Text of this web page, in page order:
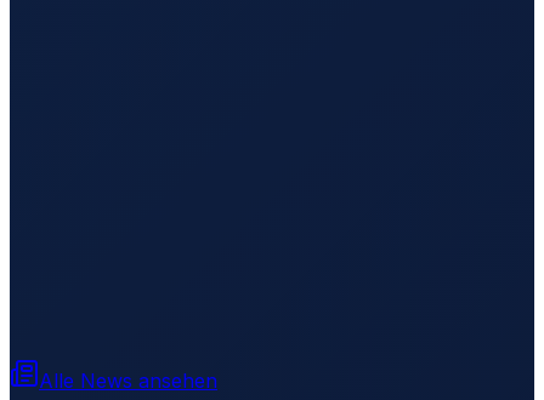
Alle News ansehen